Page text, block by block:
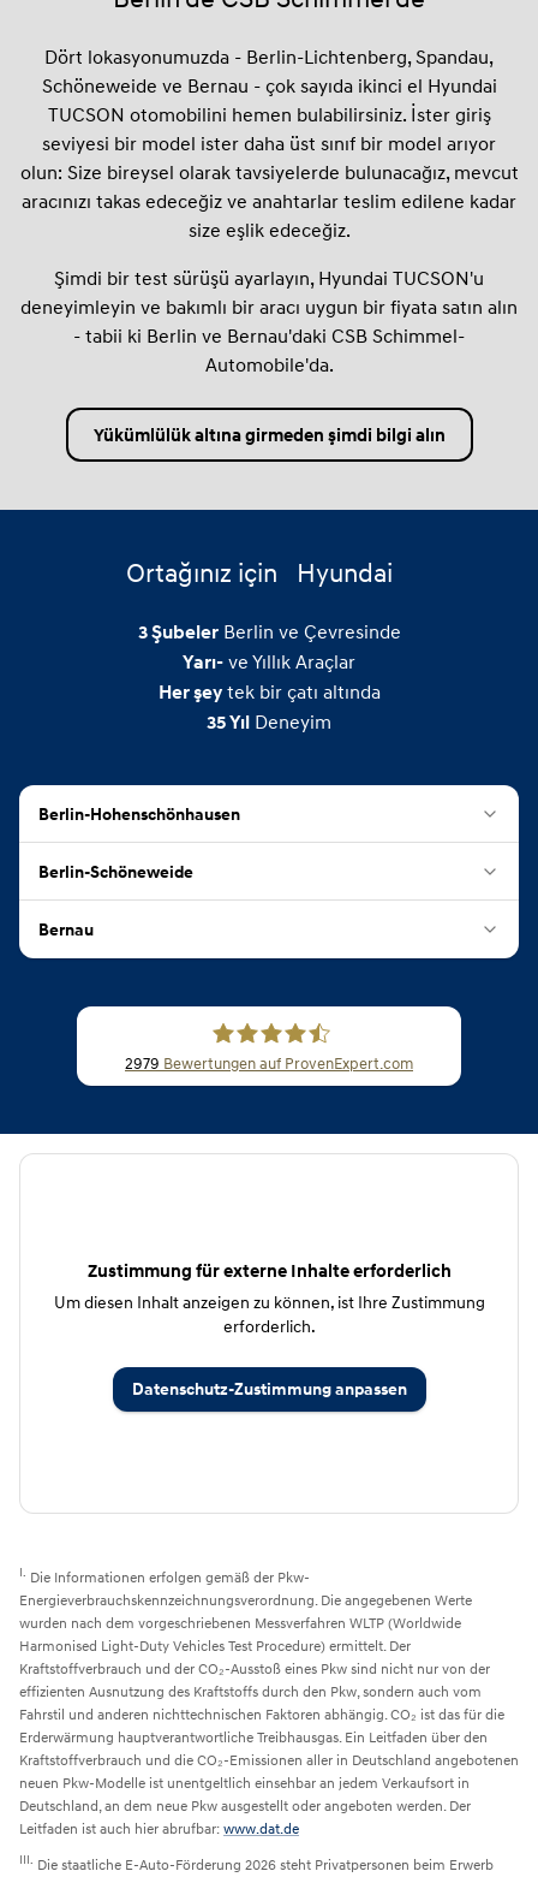
Dört lokasyonumuzda - Berlin-Lichtenberg, Spandau,
Schöneweide ve Bernau - çok sayıda ikinci el Hyundai
TUCSON otomobilini hemen bulabilirsiniz. İster giriş
seviyesi bir model ister daha üst sınıf bir model arıyor
olun: Size bireysel olarak tavsiyelerde bulunacağız, mevcut
aracınızı takas edeceğiz ve anahtarlar teslim edilene kadar
size eşlik edeceğiz.
Şimdi bir test sürüşü ayarlayın, Hyundai TUCSON'u
deneyimleyin ve bakımlı bir aracı uygun bir fiyata satın alın
- tabii ki Berlin ve Bernau'daki CSB Schimmel-
Automobile'da.
Yükümlülük altına girmeden şimdi bilgi alın
Ortağınız için Hyundai
3Şubeler Berlin ve Çevresinde
Yarı- ve Yıllık Araçlar
Her şey tek bir çatı altında
35Yıl Deneyim
Berlin-Hohenschönhausen
Berlin-Schöneweide
Bernau
2979 Bewertungen auf ProvenExpert.com
Zustimmung für externe Inhalte erforderlich
Um diesen Inhalt anzeigen zu können, ist Ihre Zustimmung
erforderlich.
Datenschutz-Zustimmung anpassen
I. Die Informationen erfolgen gemäß der Pkw-
Energieverbrauchskennzeichnungsverordnung. Die angegebenen Werte
wurden nach dem vorgeschriebenen Messverfahren WLTP (Worldwide
Harmonised Light-Duty Vehicles Test Procedure) ermittelt. Der
Kraftstoffverbrauch und der CO₂-Ausstoß eines Pkw sind nicht nur von der
effizienten Ausnutzung des Kraftstoffs durch den Pkw, sondern auch vom
Fahrstil und anderen nichttechnischen Faktoren abhängig. CO₂ ist das für die
Erderwärmung hauptverantwortliche Treibhausgas. Ein Leitfaden über den
Kraftstoffverbrauch und die CO₂-Emissionen aller in Deutschland angebotenen
neuen Pkw-Modelle ist unentgeltlich einsehbar an jedem Verkaufsort in
Deutschland, an dem neue Pkw ausgestellt oder angeboten werden. Der
Leitfaden ist auch hier abrufbar: www.dat.de
III. Die staatliche E-Auto-Förderung 2026 steht Privatpersonen beim Erwerb